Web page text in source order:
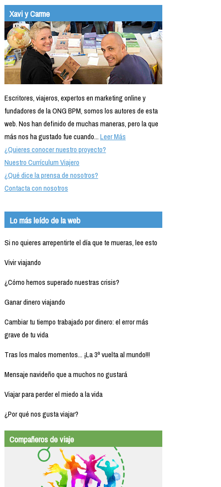
Xavi y Carme
Escritores, viajeros, expertos en marketing online y
fundadores de la ONG BPM, somos los autores de esta
web. Nos han definido de muchas maneras, pero la que
más nos ha gustado fue cuando...Leer Más
¿Quieres conocer nuestro proyecto?
Nuestro Currículum Viajero
¿Qué dice la prensa de nosotros?
Contacta con nosotros
Lo más leído de la web
Si no quieres arrepentirte el día que te mueras, lee esto
Vivir viajando
¿Cómo hemos superado nuestras crisis?
Ganar dinero viajando
Cambiar tu tiempo trabajado por dinero: el error más
grave de tu vida
Tras los malos momentos... ¡La 3ª vuelta al mundo!!!
Mensaje navideño que a muchos no gustará
Viajar para perder el miedo a la vida
¿Por qué nos gusta viajar?
Compañeros de viaje